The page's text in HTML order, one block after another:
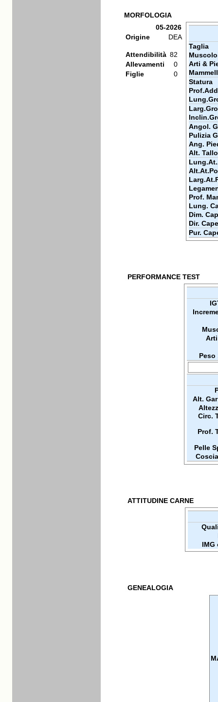
MORFOLOGIA
05-2026
Origine
DEA
Attendibilità 82
Allevamenti
0
Figlie
0
Taglia
Arti &
Statura
Angol.
Pulizia
Ang.
Alt.
Prof.
Lung.
Dim.
Dir.
Pur.
PERFORMANCE TEST
Peso
Alt.
Circ.
Prof.
Pelle
ATTITUDINE CARNE
IMG
GENEALOGIA